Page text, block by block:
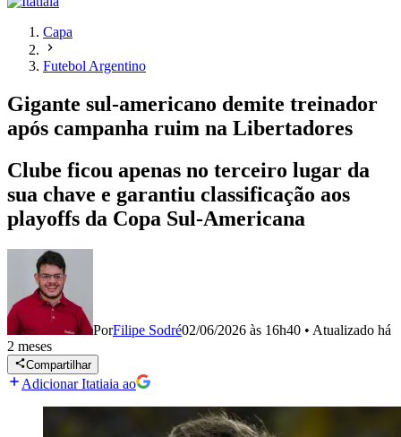
Capa
Futebol Argentino
Gigante sul-americano demite treinador
após campanha ruim na Libertadores
Clube ficou apenas no terceiro lugar da
sua chave e garantiu classificação aos
playoffs da Copa Sul-Americana
PorFilipe Sodré02/06/2026 às 16h40 • Atualizado há
2 meses
Compartilhar
Adicionar Itatiaia ao